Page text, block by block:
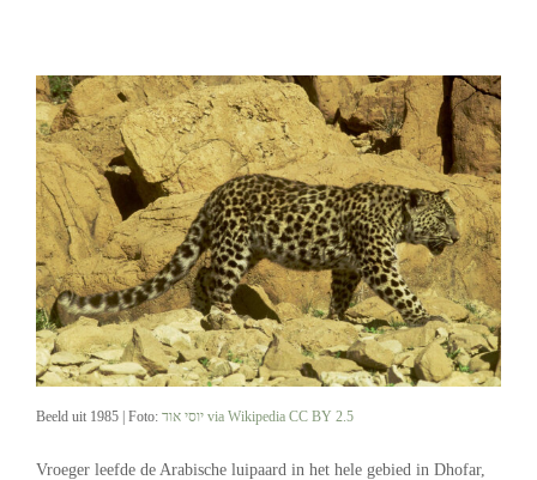
Beeld uit 1985 | Foto: יוסי אוד via Wikipedia CC BY 2.5
Vroeger leefde de Arabische luipaard in het hele gebied in Dhofar,